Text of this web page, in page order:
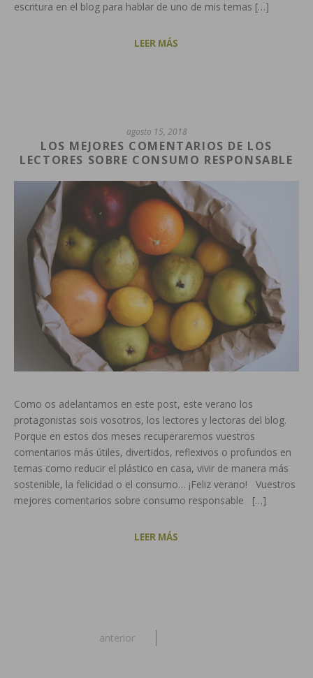
escritura en el blog para hablar de uno de mis temas […]
LEER MÁS
agosto 15, 2018
LOS MEJORES COMENTARIOS DE LOS
LECTORES SOBRE CONSUMO RESPONSABLE
Como os adelantamos en este post, este verano los
protagonistas sois vosotros, los lectores y lectoras del blog.
Porque en estos dos meses recuperaremos vuestros
comentarios más útiles, divertidos, reflexivos o profundos en
temas como reducir el plástico en casa, vivir de manera más
sostenible, la felicidad o el consumo… ¡Feliz verano! Vuestros
mejores comentarios sobre consumo responsable […]
LEER MÁS
anterior